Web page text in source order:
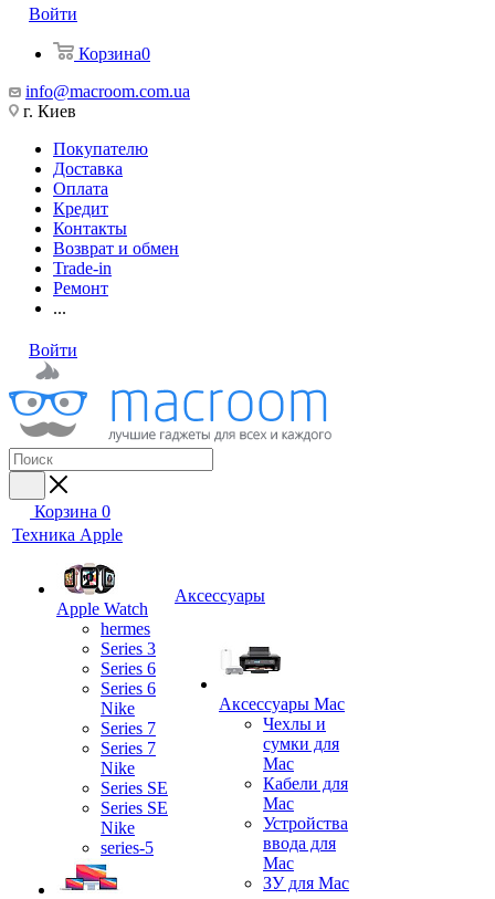
Войти
Корзина0
info@macroom.com.ua
г. Киев
Покупателю
Доставка
Оплата
Кредит
Контакты
Возврат и обмен
Trade-in
Ремонт
...
Войти
Корзина 0
Техника Apple
Apple Watch
hermes
Series 3
Series 6
Series 6
Nike
Series 7
Series 7
Nike
Series SE
Series SE
Nike
series-5
Аксессуары
Аксессуары Mac
Чехлы и
сумки для
Mac
Кабели для
Mac
Устройства
ввода для
Mac
ЗУ для Mac